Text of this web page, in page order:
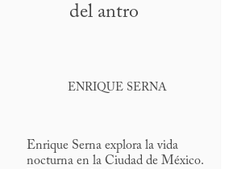
del antro
ENRIQUE SERNA
Enrique Serna explora la vida
nocturna en la Ciudad de México.